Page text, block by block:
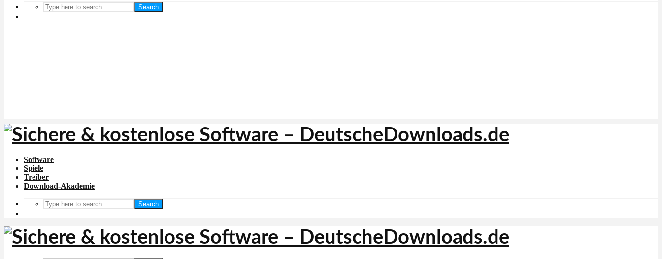
Search
Software
Spiele
Treiber
Download-Akademie
Search